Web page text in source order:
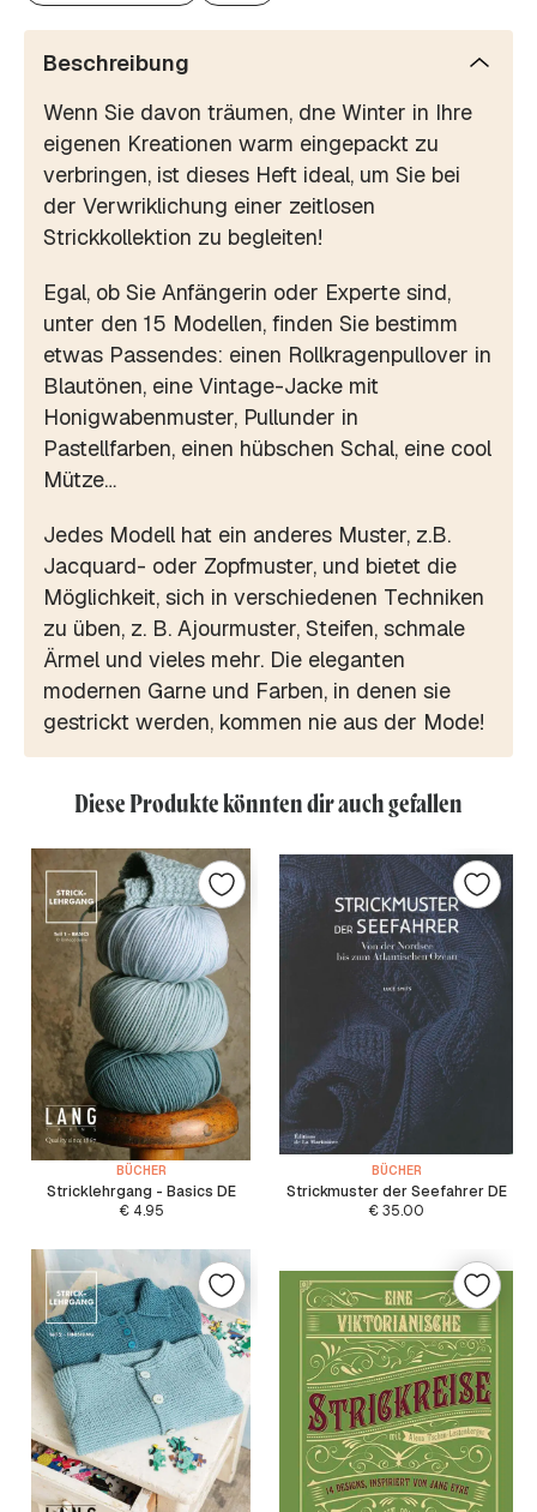
Beschreibung
Wenn Sie davon träumen, dne Winter in Ihre
eigenen Kreationen warm eingepackt zu
verbringen, ist dieses Heft ideal, um Sie bei
der Verwriklichung einer zeitlosen
Strickkollektion zu begleiten!
Egal, ob Sie Anfängerin oder Experte sind,
unter den 15 Modellen, finden Sie bestimm
etwas Passendes: einen Rollkragenpullover in
Blautönen, eine Vintage-Jacke mit
Honigwabenmuster, Pullunder in
Pastellfarben, einen hübschen Schal, eine cool
Mütze…
Jedes Modell hat ein anderes Muster, z.B.
Jacquard- oder Zopfmuster, und bietet die
Möglichkeit, sich in verschiedenen Techniken
zu üben, z. B. Ajourmuster, Steifen, schmale
Ärmel und vieles mehr. Die eleganten
modernen Garne und Farben, in denen sie
gestrickt werden, kommen nie aus der Mode!
Diese Produkte könnten dir auch gefallen
BÜCHER
Stricklehrgang - Basics DE
€4.95
BÜCHER
Strickmuster der Seefahrer DE
€35.00